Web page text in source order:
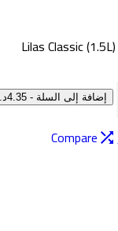
إضافة إلى السلة -
4.35د.ت
Compare